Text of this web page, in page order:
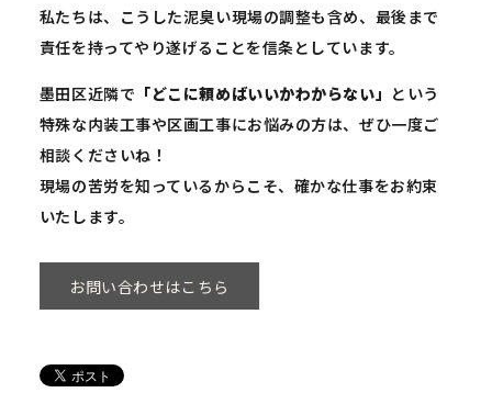
私たちは、こうした泥臭い現場の調整も含め、最後まで
責任を持ってやり遂げることを信条としています。
墨田区近隣で 「どこに頼めばいいかわからない」 という
特殊な内装工事や区画工事にお悩みの方は、ぜひ一度ご
相談くださいね！
現場の苦労を知っているからこそ、確かな仕事をお約束
いたします。
お問い合わせはこちら